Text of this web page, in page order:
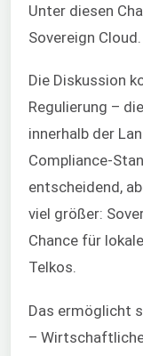
Unter diesen
Sovereign Cloud.
Die Diskussion
Regulierung –
innerhalb der
Compliance-
entscheidend,
viel größer:
Chance für
Telkos.
Das ermöglicht
–